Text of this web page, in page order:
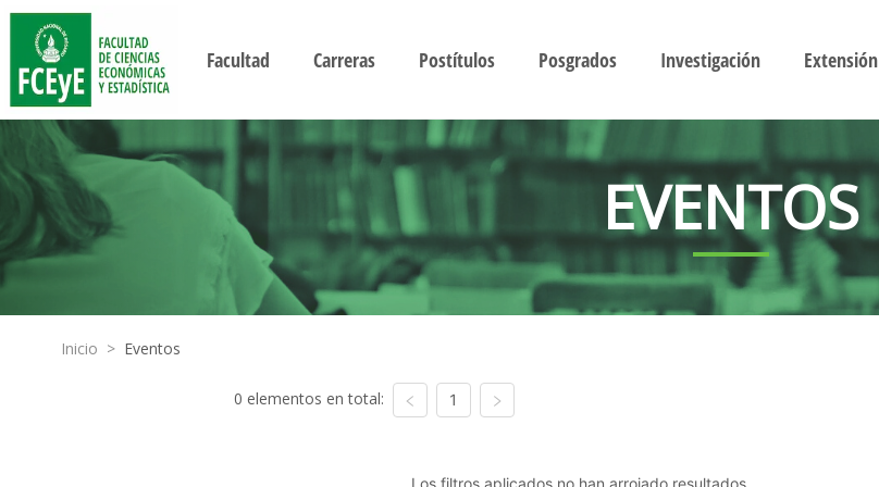
Facultad Carreras Postítulos Posgrados Investigación Extensión
EVENTOS
Inicio > Eventos
0 elementos en total: 1
Los filtros aplicados no han arrojado resultados